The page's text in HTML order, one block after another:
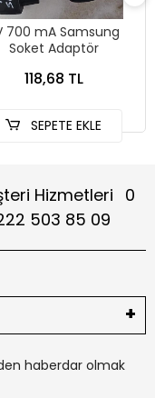
700 mA Samsung
Soket Adaptör
118,68 TL
SEPETE EKLE
Hizmetleri
0
503 85 09
haberdar olmak